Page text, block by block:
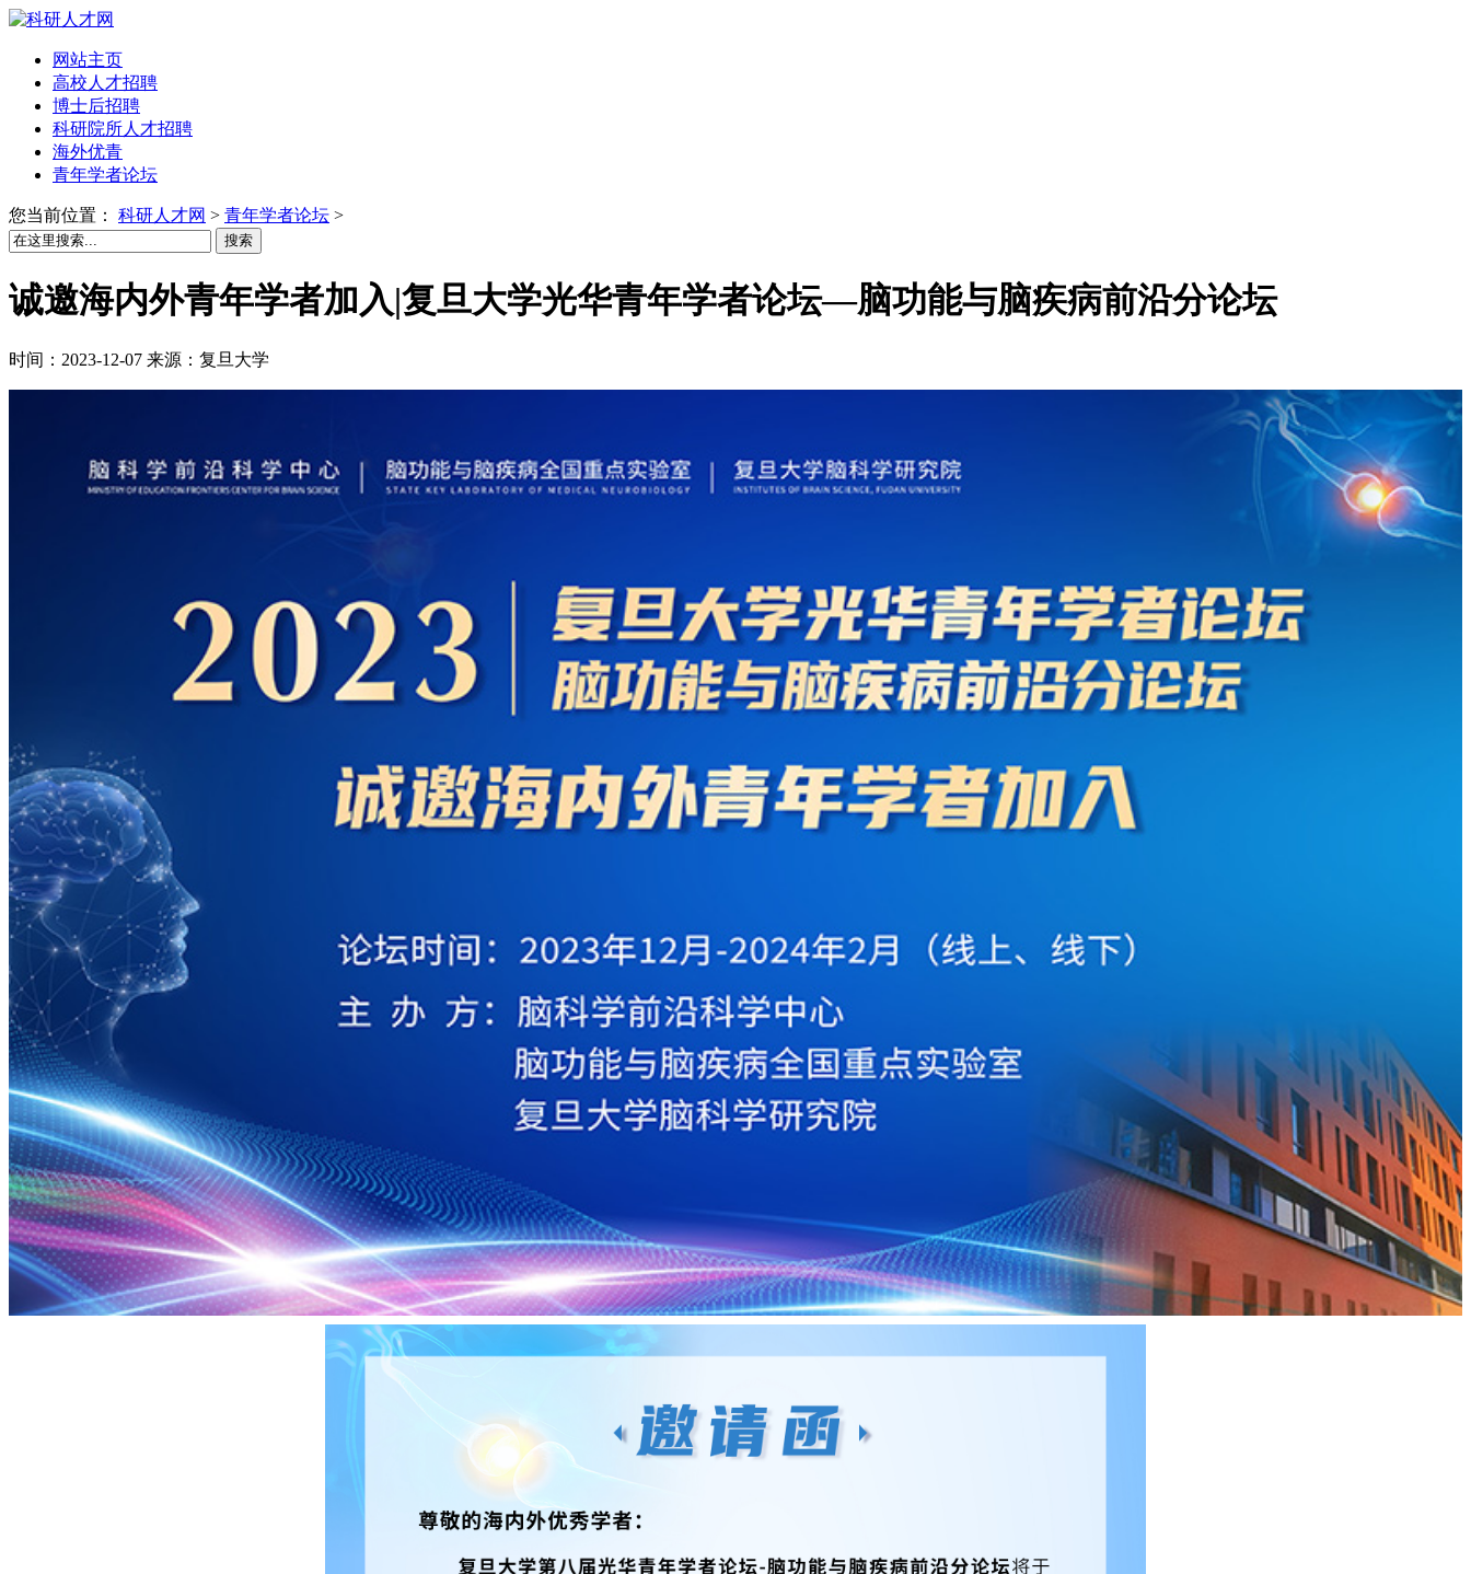
网站主页
高校人才招聘
博士后招聘
科研院所人才招聘
海外优青
青年学者论坛
您当前位置： 科研人才网 > 青年学者论坛 >
搜索
诚邀海内外青年学者加入|复旦大学光华青年学者论坛—脑功能与脑疾病前沿分论坛
时间：2023-12-07 来源：复旦大学